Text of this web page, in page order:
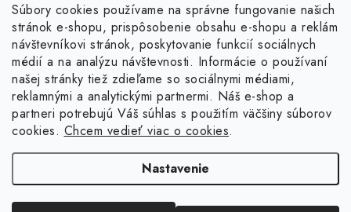
Súbory cookies používame na správne fungovanie našich
stránok e-shopu, prispôsobenie obsahu e-shopu a reklám
návštevníkovi stránok, poskytovanie funkcií sociálnych
médií a na analýzu návštevnosti. Informácie o používaní
našej stránky tiež zdieľame so sociálnymi médiami,
reklamnými a analytickými partnermi. Náš e-shop a
partneri potrebujú Váš súhlas s použitím väčšiny súborov
cookies. Chcem vedieť viac o cookies.
Nastavenie